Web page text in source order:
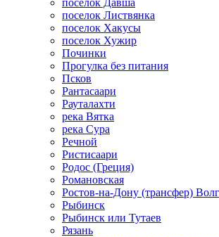
поселок Давша
поселок Листвянка
поселок Хакусы
поселок Хужир
Починки
Прогулка без питания
Псков
Рантасаари
Рауталахти
река Вятка
река Сура
Речной
Ристисаари
Родос (Греция)
Романовская
Ростов-на-Дону (трансфер)
Рыбинск
Рыбинск или Тутаев
Рязань